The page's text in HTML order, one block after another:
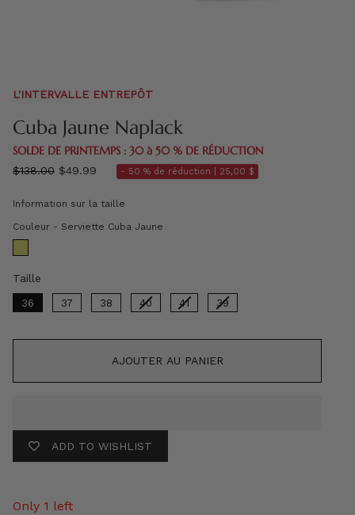
L'INTERVALLE ENTREPÔT
Cuba Jaune Naplack
SOLDE DE PRINTEMPS : 30 à 50 % DE RÉDUCTION
régulier
$138.00 $49.99 - 50 % de réduction | 25,00 $
Information sur la taille
Couleur - Serviette Cuba Jaune
Taille
36 37 38 40 41 39
AJOUTER AU PANIER
ADD TO WISHLIST
Only 1 left